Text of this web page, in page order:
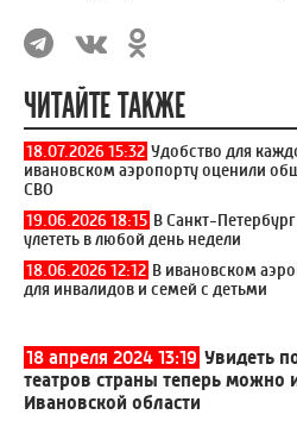
ЧИТАЙТЕ ТАКЖЕ
18.07.2026 15:32 Удобство для
ивановском аэропорту оценили
СВО
19.06.2026 18:15 В Санкт-
улететь в любой день недели
18.06.2026 12:12 В ивановском
для инвалидов и семей с детьми
18 апреля 2024 13:19 Увидеть
театров страны теперь можно
Ивановской области